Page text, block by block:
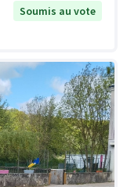
Soumis au vote